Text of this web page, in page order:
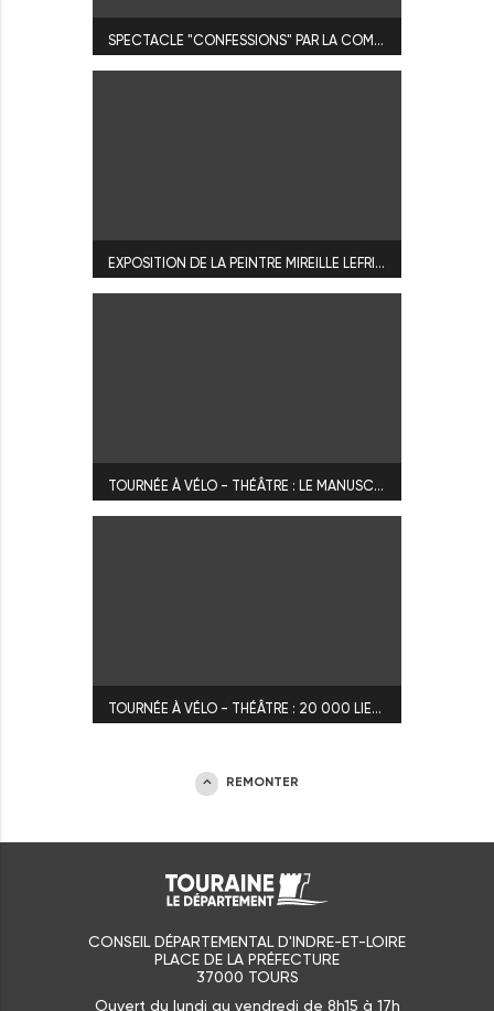
SPECTACLE "CONFESSIONS" PAR LA COMPAGNIE BOISTONTHÉ
EXPOSITION DE LA PEINTRE MIREILLE LEFRICHE
TOURNÉE À VÉLO - THÉÂTRE : LE MANUSCRIT DES CHIENS
TOURNÉE À VÉLO - THÉÂTRE : 20 000 LIEUES SOUS LES MERS
REMONTER
CONSEIL DÉPARTEMENTAL D'INDRE-ET-LOIRE
PLACE DE LA PRÉFECTURE
37000 TOURS
Ouvert du lundi au vendredi de 8h15 à 17h